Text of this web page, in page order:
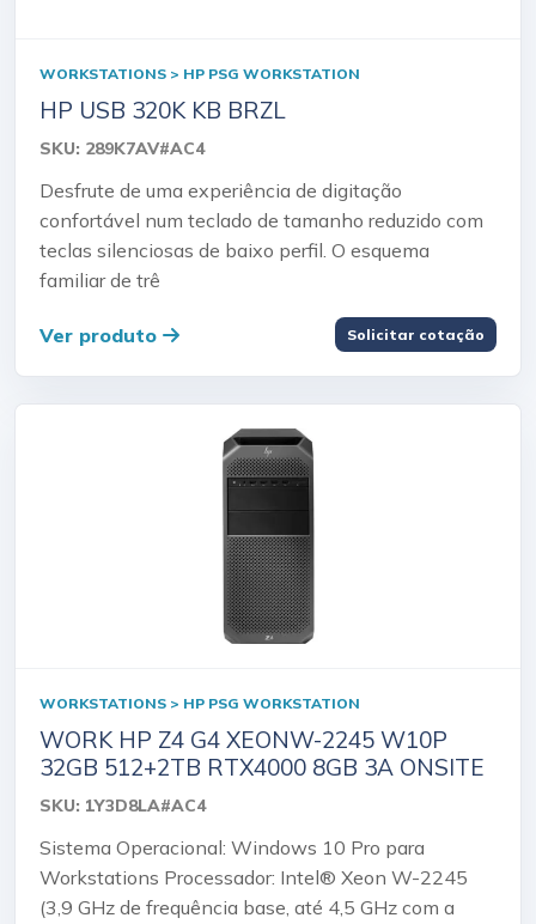
WORKSTATIONS > HP PSG WORKSTATION
HP USB 320K KB BRZL
SKU: 289K7AV#AC4
Desfrute de uma experiência de digitação
confortável num teclado de tamanho reduzido com
teclas silenciosas de baixo perfil. O esquema
familiar de trê
Ver produto Solicitar cotação
WORKSTATIONS > HP PSG WORKSTATION
WORK HP Z4 G4 XEONW-2245 W10P
32GB 512+2TB RTX4000 8GB 3A ONSITE
SKU: 1Y3D8LA#AC4
Sistema Operacional: Windows 10 Pro para
Workstations Processador: Intel® Xeon W-2245
(3,9 GHz de frequência base, até 4,5 GHz com a